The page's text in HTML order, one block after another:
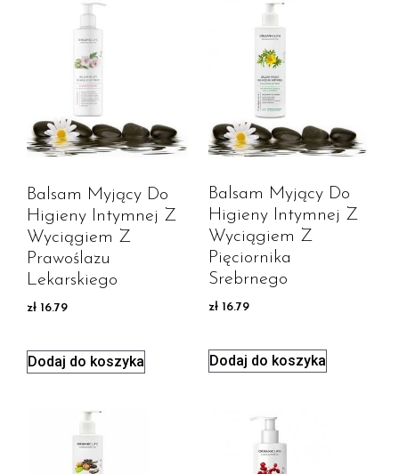
Balsam Myjący Do
Higieny Intymnej Z
Wyciągiem Z
Prawoślazu
Lekarskiego
zł 16.79
Dodaj do koszyka
Balsam Myjący Do
Higieny Intymnej Z
Wyciągiem Z
Pięciornika
Srebrnego
zł 16.79
Dodaj do koszyka